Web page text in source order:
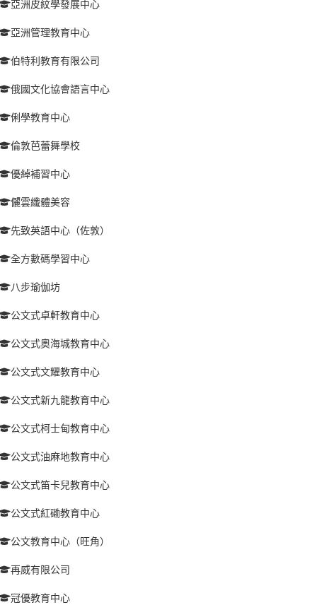
亞洲皮紋學發展中心
亞洲管理教育中心
伯特利教育有限公司
俄國文化協會語言中心
俐學教育中心
倫敦芭蕾舞學校
優綽補習中心
儷雲纖體美容
先致英語中心（佐敦）
全方數碼學習中心
八步瑜伽坊
公文式卓軒教育中心
公文式奧海城教育中心
公文式文耀教育中心
公文式新九龍教育中心
公文式柯士甸教育中心
公文式油麻地教育中心
公文式笛卡兒教育中心
公文式紅磡教育中心
公文教育中心（旺角）
再威有限公司
冠優教育中心